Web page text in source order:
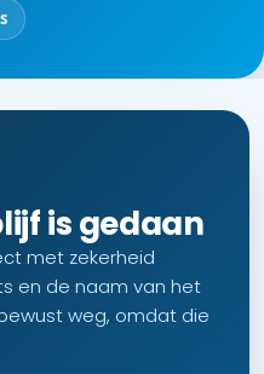
is gedaan
met zekerheid
en de naam van het
weg, omdat die